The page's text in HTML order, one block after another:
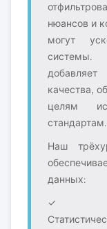
нюансов и
могут
системы.
качества,
целям
стандартам.
Наш
данных:
✓